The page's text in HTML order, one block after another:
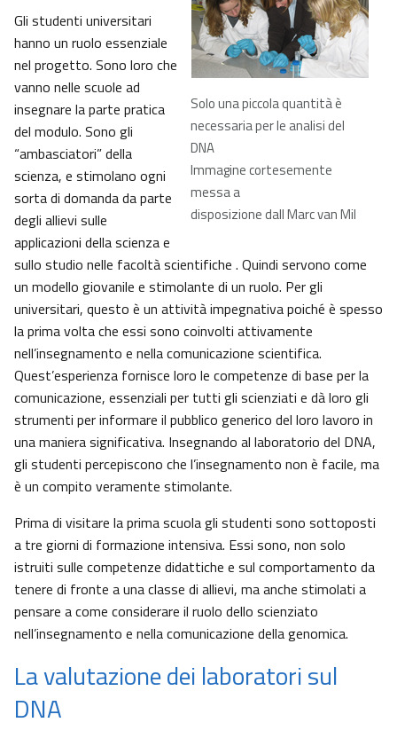
Solo una piccola quantità è
necessaria per le analisi del
DNA
Immagine cortesemente
messa a
disposizione dall Marc van Mil
Gli studenti universitari
hanno un ruolo essenziale
nel progetto. Sono loro che
vanno nelle scuole ad
insegnare la parte pratica
del modulo. Sono gli
“ambasciatori” della
scienza, e stimolano ogni
sorta di domanda da parte
degli allievi sulle
applicazioni della scienza e
sullo studio nelle facoltà scientifiche . Quindi servono come
un modello giovanile e stimolante di un ruolo. Per gli
universitari, questo è un attività impegnativa poiché è spesso
la prima volta che essi sono coinvolti attivamente
nell’insegnamento e nella comunicazione scientifica.
Quest’esperienza fornisce loro le competenze di base per la
comunicazione, essenziali per tutti gli scienziati e dà loro gli
strumenti per informare il pubblico generico del loro lavoro in
una maniera significativa. Insegnando al laboratorio del DNA,
gli studenti percepiscono che l’insegnamento non è facile, ma
è un compito veramente stimolante.
Prima di visitare la prima scuola gli studenti sono sottoposti
a tre giorni di formazione intensiva. Essi sono, non solo
istruiti sulle competenze didattiche e sul comportamento da
tenere di fronte a una classe di allievi, ma anche stimolati a
pensare a come considerare il ruolo dello scienziato
nell’insegnamento e nella comunicazione della genomica.
La valutazione dei laboratori sul
DNA